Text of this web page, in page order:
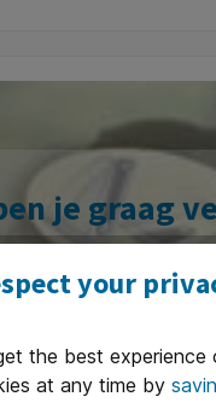
je graag
bekijkenyour
the best
at any time by